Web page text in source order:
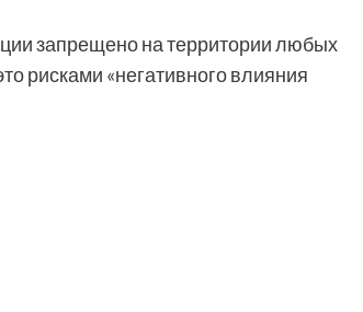
запрещено на территории любых
рисками «негативного влияния